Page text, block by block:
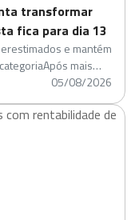
transformar
fica para dia 13
e mantém
mais…
05/08/2026